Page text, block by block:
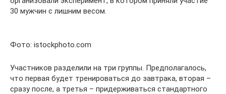
30 мужчин с лишним весом.
Фото: istockphoto.com
Участников разделили на три группы. Предполагалось,
что первая будет тренироваться до завтрака, вторая –
сразу после, а третья – придерживаться стандартного